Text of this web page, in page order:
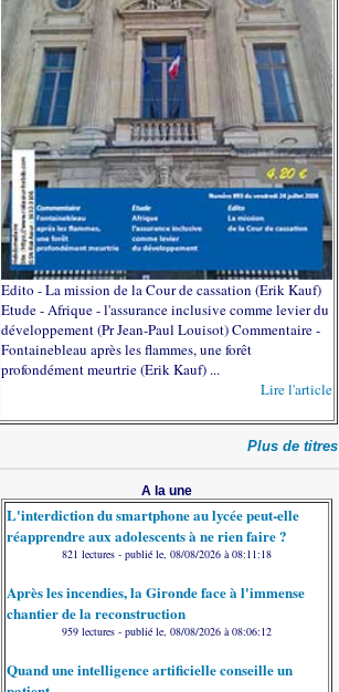
Edito - La mission de la Cour de cassation (Erik Kauf)
Etude - Afrique - l'assurance inclusive comme levier du
développement (Pr Jean-Paul Louisot) Commentaire -
Fontainebleau après les flammes, une forêt
profondément meurtrie (Erik Kauf) ...
Lire l'article
Plus de titres
A la une
L'interdiction du smartphone au lycée peut-elle
réapprendre aux adolescents à ne rien faire ?
821 lectures - publié le, 08/08/2026 à 08:11:18
Après les incendies, la Gironde face à l'immense
chantier de la reconstruction
959 lectures - publié le, 08/08/2026 à 08:06:12
Quand une intelligence artificielle conseille un